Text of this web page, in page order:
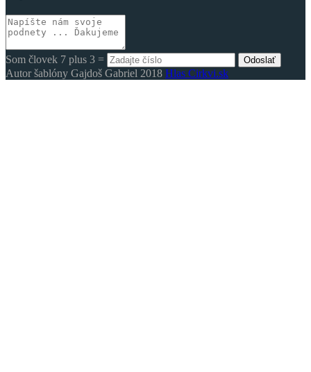
Som človek 7 plus 3 = Odoslať
Autor šablóny Gajdoš Gabriel 2018 Hlas Cirkvi.sk